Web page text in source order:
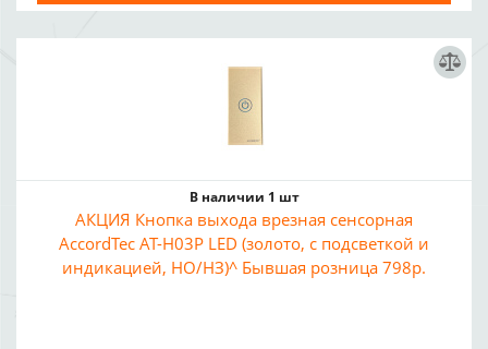
В наличии 1 шт
АКЦИЯ Кнопка выхода врезная сенсорная
AccordTec AT-H03P LED (золото, с подсветкой и
индикацией, НО/НЗ)^ Бывшая розница 798р.